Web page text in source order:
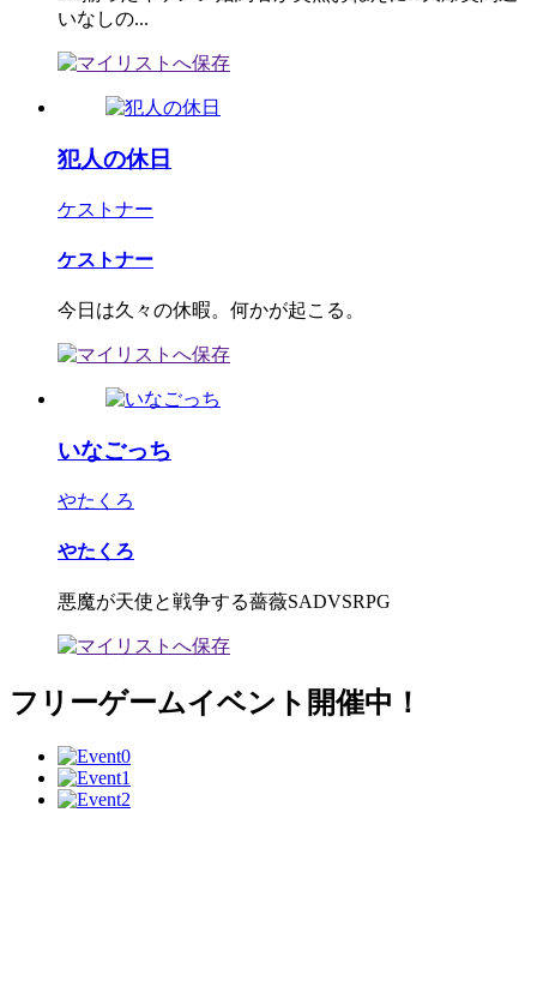
いなしの...
犯人の休日
ケストナー
ケストナー
今日は久々の休暇。何かが起こる。
いなごっち
やたくろ
やたくろ
悪魔が天使と戦争する薔薇SADVSRPG
フリーゲームイベント開催中！